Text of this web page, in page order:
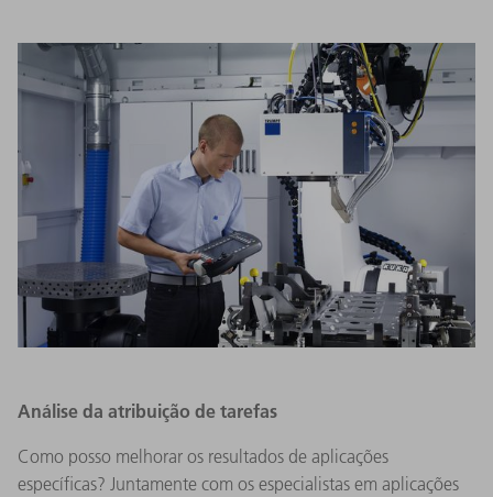
Análise da atribuição de tarefas
Como posso melhorar os resultados de aplicações
específicas? Juntamente com os especialistas em aplicações